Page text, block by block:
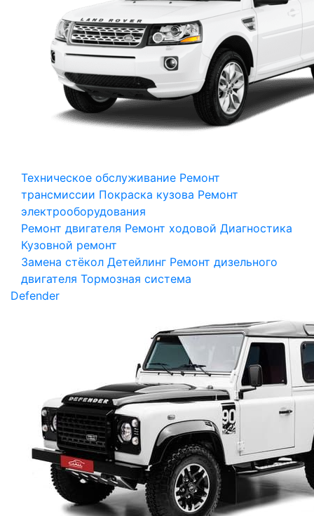
Техническое обслуживание Ремонт
трансмиссии Покраска кузова Ремонт
электрооборудования
Ремонт двигателя Ремонт ходовой Диагностика
Кузовной ремонт
Замена стёкол Детейлинг Ремонт дизельного
двигателя Тормозная система
Defender